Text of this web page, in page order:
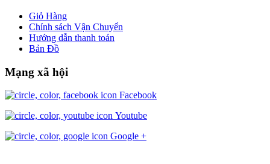
Giỏ Hàng
Chính sách Vận Chuyển
Hướng dẫn thanh toán
Bản Đồ
Mạng xã hội
Facebook
Youtube
Google +